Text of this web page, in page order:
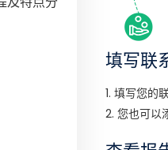
填写联
1. 填写您的
2. 您也可以